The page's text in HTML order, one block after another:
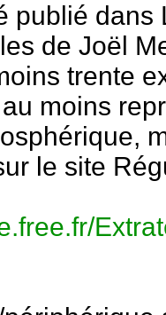
publié
de Joël
trente
moins
le site